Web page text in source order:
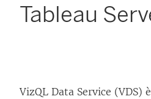
Tableau
VizQL Data Service (VDS)